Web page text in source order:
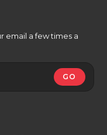
email a few times a
GO